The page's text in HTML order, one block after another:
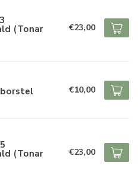
(Tonar €23,00
borstel €10,00
(Tonar €23,00